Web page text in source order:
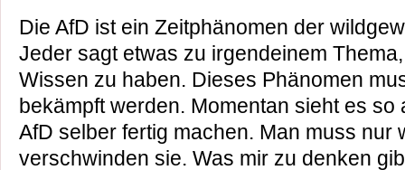
Die AfD ist ein Zeitphänomen der
Jeder sagt etwas zu irgendeinem
Wissen zu haben. Dieses Phänomen
bekämpft werden. Momentan sieht es
AfD selber fertig machen. Man muss nur
verschwinden sie. Was mir zu denken